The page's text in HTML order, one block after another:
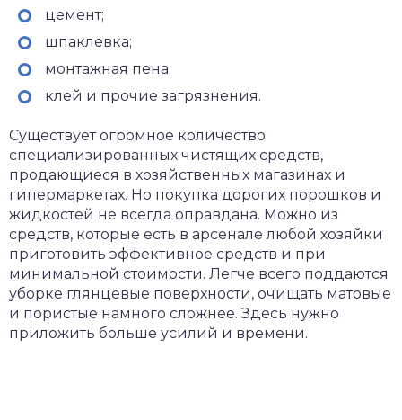
цемент;
шпаклевка;
монтажная пена;
клей и прочие загрязнения.
Существует огромное количество
специализированных чистящих средств,
продающиеся в хозяйственных магазинах и
гипермаркетах. Но покупка дорогих порошков и
жидкостей не всегда оправдана. Можно из
средств, которые есть в арсенале любой хозяйки
приготовить эффективное средств и при
минимальной стоимости. Легче всего поддаются
уборке глянцевые поверхности, очищать матовые
и пористые намного сложнее. Здесь нужно
приложить больше усилий и времени.